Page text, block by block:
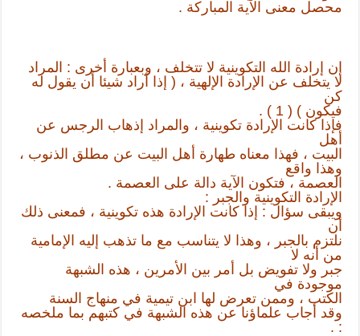
محصل معنى الآية المباركة .
إن إرادة الله التكوينية لا تتخلف ، وبعبارة أخرى : المراد
لا يتخلف عن الإرادة الإلهية ، ( إذا أراد شيئا أن يقول له
كن
فيكون ) ( 1 ) .
فإذا كانت الإرادة تكوينية ، والمراد إذهاب الرجس عن
أهل
البيت ، فهذا معناه طهارة أهل البيت عن مطلق الذنوب ،
وهذا واقع
العصمة ، فتكون الآية دالة على العصمة .
الإرادة التكوينية والجبر :
ويبقى سؤال : إذا كانت الإرادة هذه تكوينية ، فمعنى ذلك
أن
نلتزم بالجبر ، وهذا لا يتناسب مع ما تذهب إليه الإمامية
من أنه لا
جبر ولا تفويض بل أمر بين الأمرين ، هذه الشبهة
موجودة في
الكتب ، وممن تعرض لها ابن تيمية في منهاج السنة
وقد أجاب علماؤنا عن هذه الشبهة في كتبهم بما ملخصه
: .